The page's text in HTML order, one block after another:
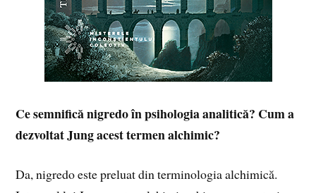
Ce semnifică nigredo în psihologia analitică? Cum a
dezvoltat Jung acest termen alchimic?
Da, nigredo este preluat din terminologia alchimică.